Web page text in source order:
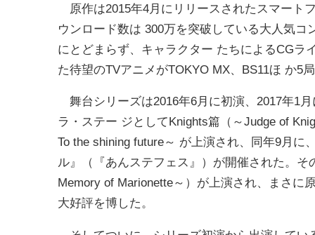
原作は2015年4月にリリースされたスマート
ウンロード数は 300万を突破している大人気
にとどまらず、キャラクター たちによるCGラ
た待望のTVアニメがTOKYO MX、BS11ほ か5
舞台シリーズは2016年6月に初演、2017年1
ラ・ステー ジとしてKnights篇（～Judge of
To the shining future～ が上演され、同年9月に
ル』（『あんステフェス』）が開催された。
Memory of Marionette～）が上演され、まさに
大好評を博した。